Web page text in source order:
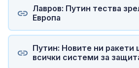
Лавров: Путин тества
Европа
Путин: Новите ни ракети
всички системи за